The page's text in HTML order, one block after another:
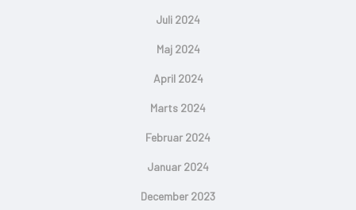
Juli 2024
Maj 2024
April 2024
Marts 2024
Februar 2024
Januar 2024
December 2023